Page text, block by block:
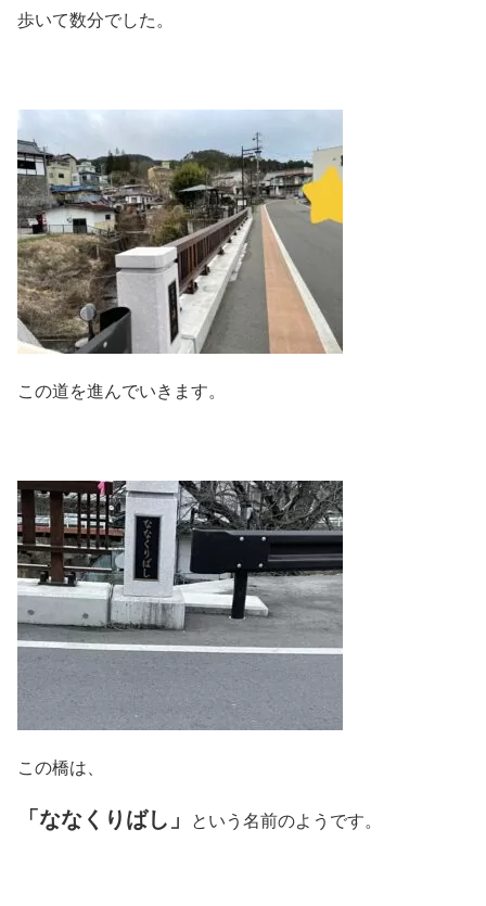
歩いて数分でした。
この道を進んでいきます。
この橋は、
「ななくりばし」 という名前のようです。